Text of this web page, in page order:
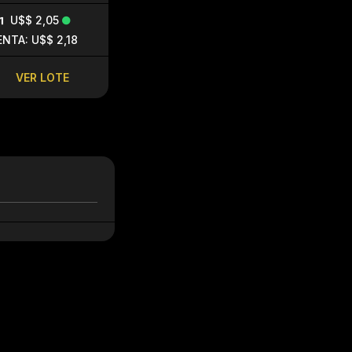
U$$ 2,05
U$$ 2,18
VER LOTE